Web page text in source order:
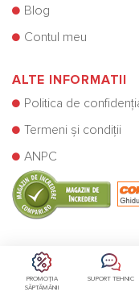
Blog
Contul meu
ALTE INFORMATII
Politica de
Termeni și condiții
ANPC
PROMOȚIA
SĂPTĂMÂNII
SUPORT TEHNIC